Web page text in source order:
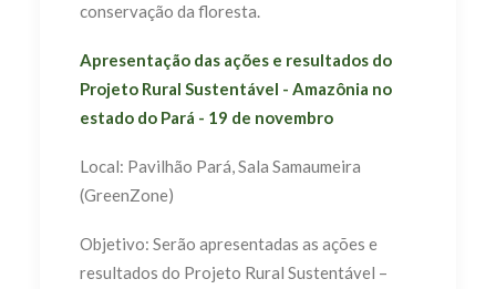
conservação da floresta.
Apresentação das ações e resultados do
Projeto Rural Sustentável - Amazônia no
estado do Pará - 19 de novembro
Local: Pavilhão Pará, Sala Samaumeira
(GreenZone)
Objetivo: Serão apresentadas as ações e
resultados do Projeto Rural Sustentável –